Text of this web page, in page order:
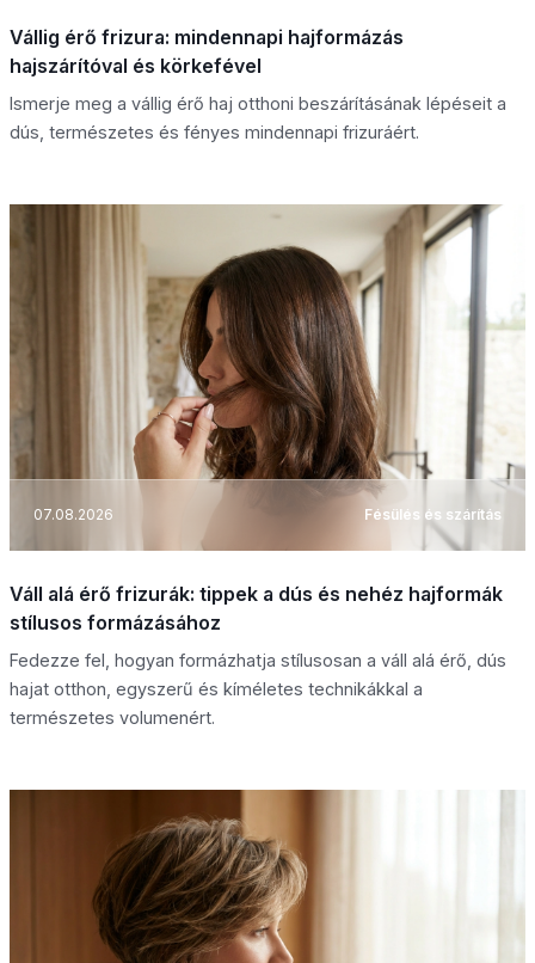
Vállig érő frizura: mindennapi hajformázás
hajszárítóval és körkefével
Ismerje meg a vállig érő haj otthoni beszárításának lépéseit a
dús, természetes és fényes mindennapi frizuráért.
07.08.2026 Fésülés és szárítás
Váll alá érő frizurák: tippek a dús és nehéz hajformák
stílusos formázásához
Fedezze fel, hogyan formázhatja stílusosan a váll alá érő, dús
hajat otthon, egyszerű és kíméletes technikákkal a
természetes volumenért.